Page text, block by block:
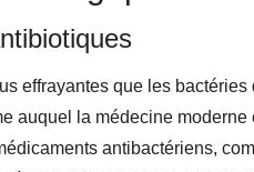
effrayantes que les bactéries
auquel la médecine moderne
antibactériens,